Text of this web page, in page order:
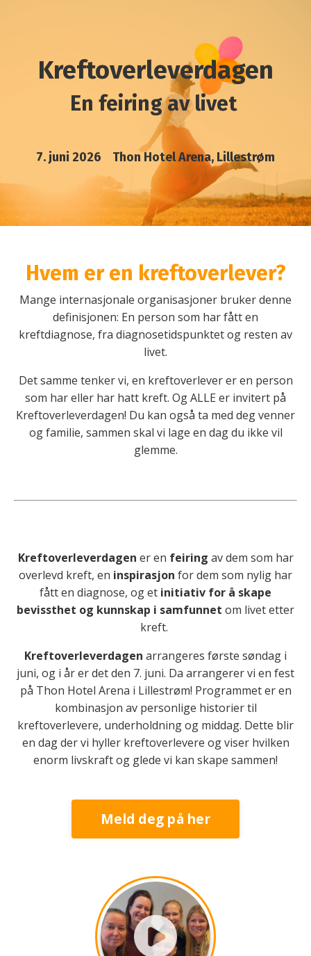
Kreftoverleverdagen
En feiring av livet
7. juni 2026 Thon Hotel Arena, Lillestrøm
Hvem er en kreftoverlever?
Mange internasjonale organisasjoner bruker denne
definisjonen: En person som har fått en
kreftdiagnose, fra diagnosetidspunktet og resten av
livet.
Det samme tenker vi, en kreftoverlever er en person
som har eller har hatt kreft. Og ALLE er invitert på
Kreftoverleverdagen! Du kan også ta med deg venner
og familie, sammen skal vi lage en dag du ikke vil
glemme.
Kreftoverleverdagen er en feiring av dem som har
overlevd kreft, en inspirasjon for dem som nylig har
fått en diagnose, og et initiativ for å skape
bevissthet og kunnskap i samfunnet om livet etter
kreft.
Kreftoverleverdagen arrangeres første søndag i
juni, og i år er det den 7. juni. Da arrangerer vi en fest
på Thon Hotel Arena i Lillestrøm! Programmet er en
kombinasjon av personlige historier til
kreftoverlevere, underholdning og middag. Dette blir
en dag der vi hyller kreftoverlevere og viser hvilken
enorm livskraft og glede vi kan skape sammen!
Meld deg på her